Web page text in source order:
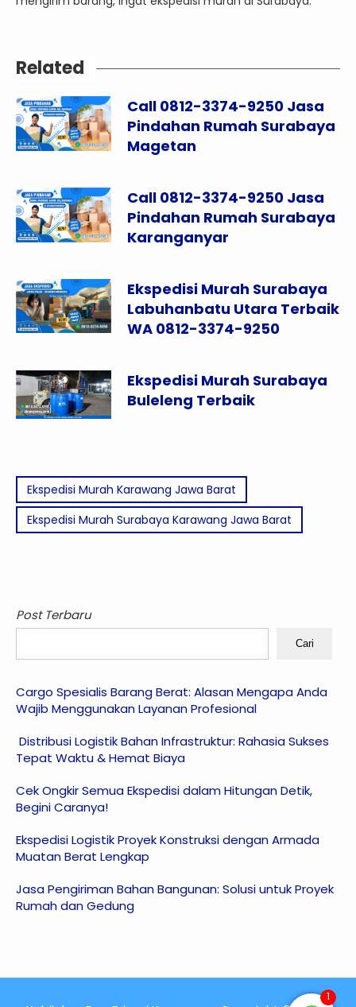
Related
Call 0812-3374-9250 Jasa
Pindahan Rumah Surabaya
Magetan
Call 0812-3374-9250 Jasa
Pindahan Rumah Surabaya
Karanganyar
Ekspedisi Murah Surabaya
Labuhanbatu Utara Terbaik
WA 0812-3374-9250
Ekspedisi Murah Surabaya
Buleleng Terbaik
Ekspedisi Murah Karawang Jawa Barat
Ekspedisi Murah Surabaya Karawang Jawa Barat
Post Terbaru
Cari
Cargo Spesialis Barang Berat: Alasan Mengapa Anda
Wajib Menggunakan Layanan Profesional
Distribusi Logistik Bahan Infrastruktur: Rahasia Sukses
Tepat Waktu & Hemat Biaya
Cek Ongkir Semua Ekspedisi dalam Hitungan Detik,
Begini Caranya!
Ekspedisi Logistik Proyek Konstruksi dengan Armada
Muatan Berat Lengkap
Jasa Pengiriman Bahan Bangunan: Solusi untuk Proyek
Rumah dan Gedung
1